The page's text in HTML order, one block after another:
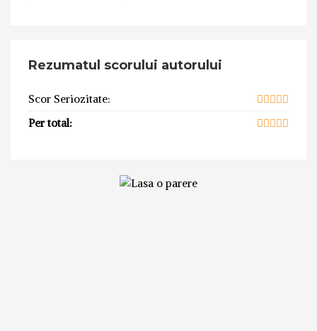
Rezumatul scorului autorului
Scor Seriozitate:
Per total: